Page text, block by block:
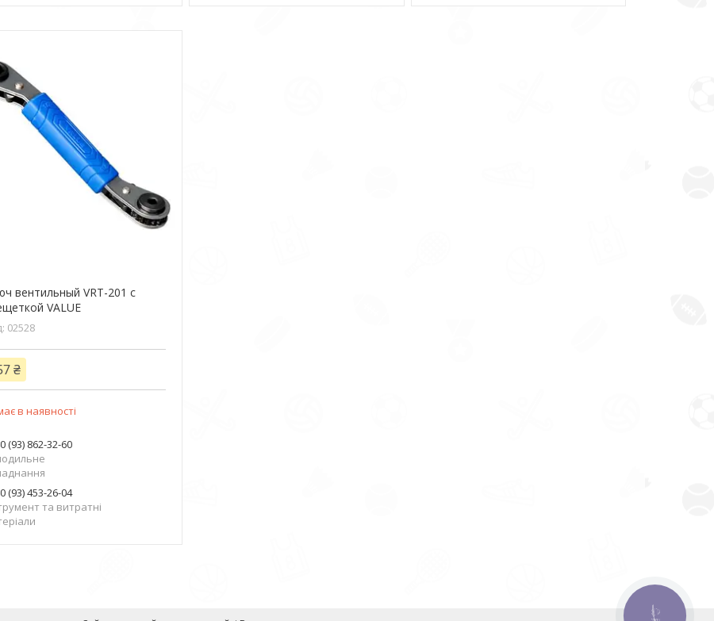
вентильный VRT-201 с
VALUE
02528
₴
в наявності
(93) 862-32-60
(93) 453-26-04
та витратні
КНОПКА